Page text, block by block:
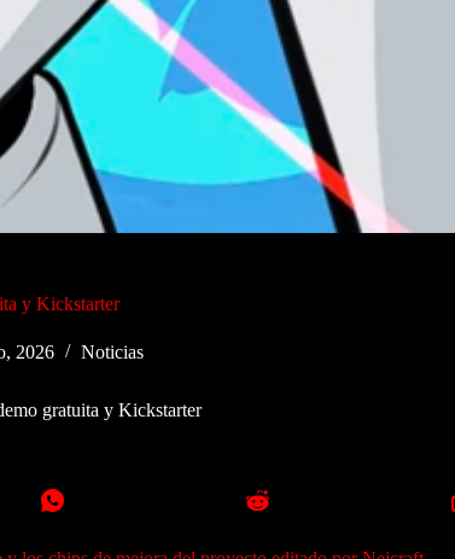
y Kickstarter
2026 Noticias
gratuita y Kickstarter